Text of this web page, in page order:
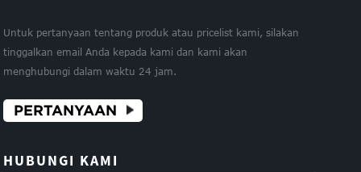
Untuk pertanyaan tentang produk atau pricelist kami, silakan
tinggalkan email Anda kepada kami dan kami akan
menghubungi dalam waktu 24 jam.
PERTANYAAN
HUBUNGI KAMI